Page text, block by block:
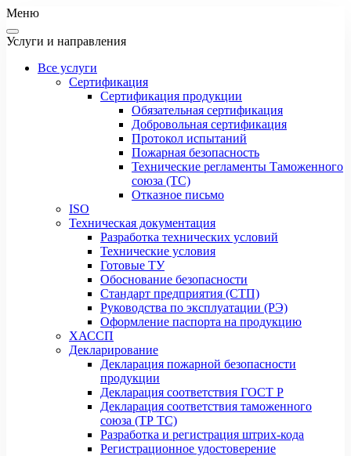
Меню
Услуги и направления
Все услуги
Сертификация
Сертификация продукции
Обязательная сертификация
Добровольная сертификация
Протокол испытаний
Пожарная безопасность
Технические регламенты Таможенного
союза (ТС)
Отказное письмо
ISO
Техническая документация
Разработка технических условий
Технические условия
Готовые ТУ
Обоснование безопасности
Стандарт предприятия (СТП)
Руководства по эксплуатации (РЭ)
Оформление паспорта на продукцию
ХАССП
Декларирование
Декларация пожарной безопасности
продукции
Декларация соответствия ГОСТ Р
Декларация соответствия таможенного
союза (ТР ТС)
Разработка и регистрация штрих-кода
Регистрационное удостоверение